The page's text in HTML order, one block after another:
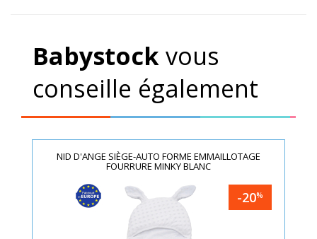
Babystockvous
conseille également
NID D'ANGE SIÈGE-AUTO FORME EMMAILLOTAGE
FOURRURE MINKY BLANC
-20%